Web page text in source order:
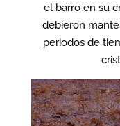
el barro en su
debieron
periodos de